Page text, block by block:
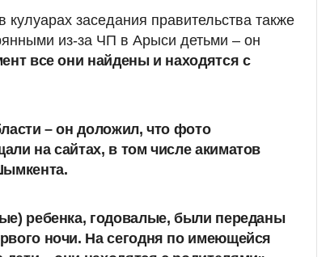
заседания правительства также
из-за ЧП в Арыси детьми – он
все они найдены и находятся с
– он доложил, что фото
на сайтах, в том числе акиматов
ребенка, годовалые, были переданы
ночи. На сегодня по имеющейся